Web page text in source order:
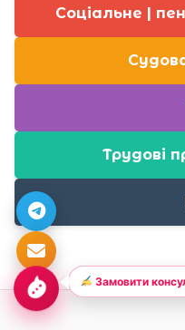
Соціальне |
Трудові
Замовити